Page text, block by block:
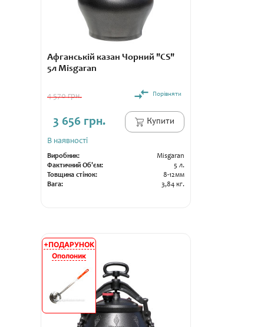
Афганській казан Чорний "CS"
5л Misgaran
4 570 грн. Порівняти
3 656 грн. Купити
В наявності
Виробник:
Misgaran
Фактичний Об'єм:
5 л.
Товщина стінок:
8-12мм
Вага:
3,84 кг.
АКЦІЯ
+ПОДАРУНОК
Ополоник